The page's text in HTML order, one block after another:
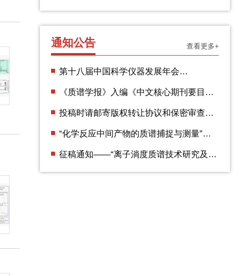
通知公告 查看更多+
第十八届中国科学仪器发展年会
《质谱学报》入编《中文核心期刊要目总
投稿时请邮寄版权转让协议和保密审查证
“化学反应中间产物的质谱捕捉与测量”专
征稿通知——“离子淌度质谱技术研究及应